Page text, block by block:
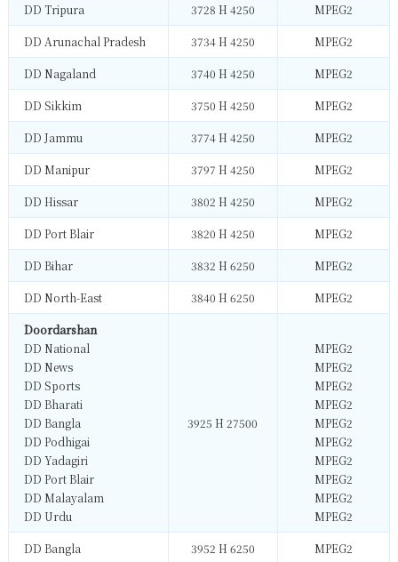
DD Tripura 3728 H 4250 MPEG2
DD Arunachal Pradesh 3734 H 4250 MPEG2
DD Nagaland 3740 H 4250 MPEG2
DD Sikkim 3750 H 4250 MPEG2
DD Jammu 3774 H 4250 MPEG2
DD Manipur 3797 H 4250 MPEG2
DD Hissar 3802 H 4250 MPEG2
DD Port Blair 3820 H 4250 MPEG2
DD Bihar 3832 H 6250 MPEG2
DD North-East 3840 H 6250 MPEG2
Doordarshan
DD National
DD News
DD Sports
DD Bharati
DD Bangla
DD Podhigai
DD Yadagiri
DD Port Blair
DD Malayalam
DD Urdu
3925 H 27500
MPEG2
MPEG2
MPEG2
MPEG2
MPEG2
MPEG2
MPEG2
MPEG2
MPEG2
MPEG2
DD Bangla 3952 H 6250 MPEG2